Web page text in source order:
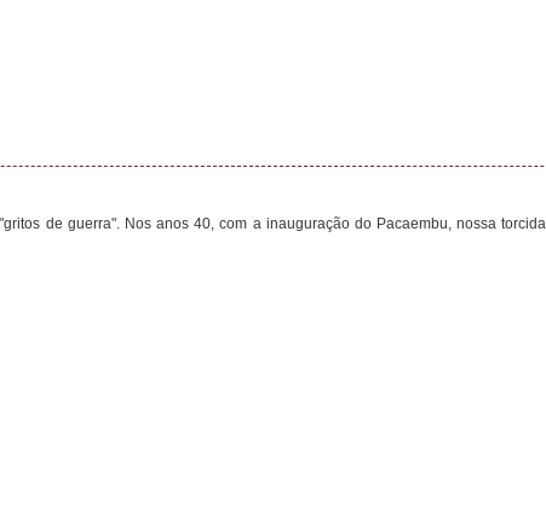
de guerra". Nos anos 40, com a inauguração do Pacaembu, nossa